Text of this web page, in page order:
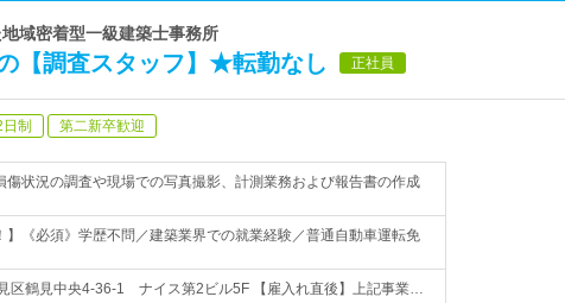
域密着型一級建築士事務所
【調査スタッフ】★転勤なし 正社員
制 第二新卒歓迎
傷状況の調査や現場での写真撮影、計測業務および報告書の作成
】《必須》学歴不問／建築業界での就業経験／普通自動車運転免
区鶴見中央4-36-1 ナイス第2ビル5F 【雇入れ直後】上記事業…